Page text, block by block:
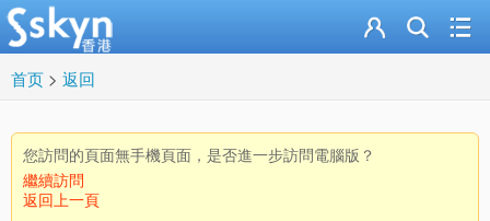
首页 > 返回
您訪問的頁面無手機頁面，是否進一步訪問電腦版？
繼續訪問
返回上一頁